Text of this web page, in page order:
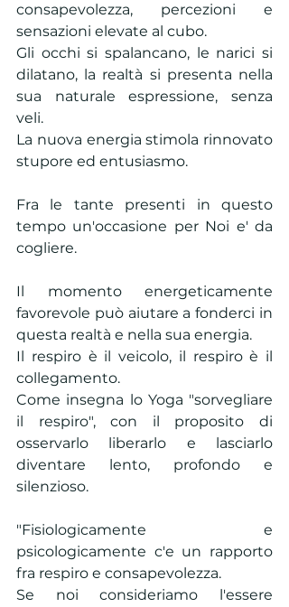
consapevolezza, percezioni e
sensazioni elevate al cubo.
Gli occhi si spalancano, le narici si
dilatano, la realtà si presenta nella
sua naturale espressione, senza
veli.
La nuova energia stimola rinnovato
stupore ed entusiasmo.
Fra le tante presenti in questo
tempo un'occasione per Noi e' da
cogliere.
Il momento energeticamente
favorevole può aiutare a fonderci in
questa realtà e nella sua energia.
Il respiro è il veicolo, il respiro è il
collegamento.
Come insegna lo Yoga "sorvegliare
il respiro", con il proposito di
osservarlo liberarlo e lasciarlo
diventare lento, profondo e
silenzioso.
"Fisiologicamente e
psicologicamente c'e un rapporto
fra respiro e consapevolezza.
Se noi consideriamo l'essere